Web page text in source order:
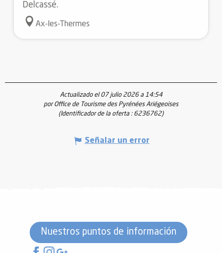
Delcassé.
Ax-les-Thermes
Actualizado el 07 julio 2026 a 14:54
por Office de Tourisme des Pyrénées Ariégeoises
(Identificador de la oferta : 6236762)
Señalar un error
Nuestros puntos de información